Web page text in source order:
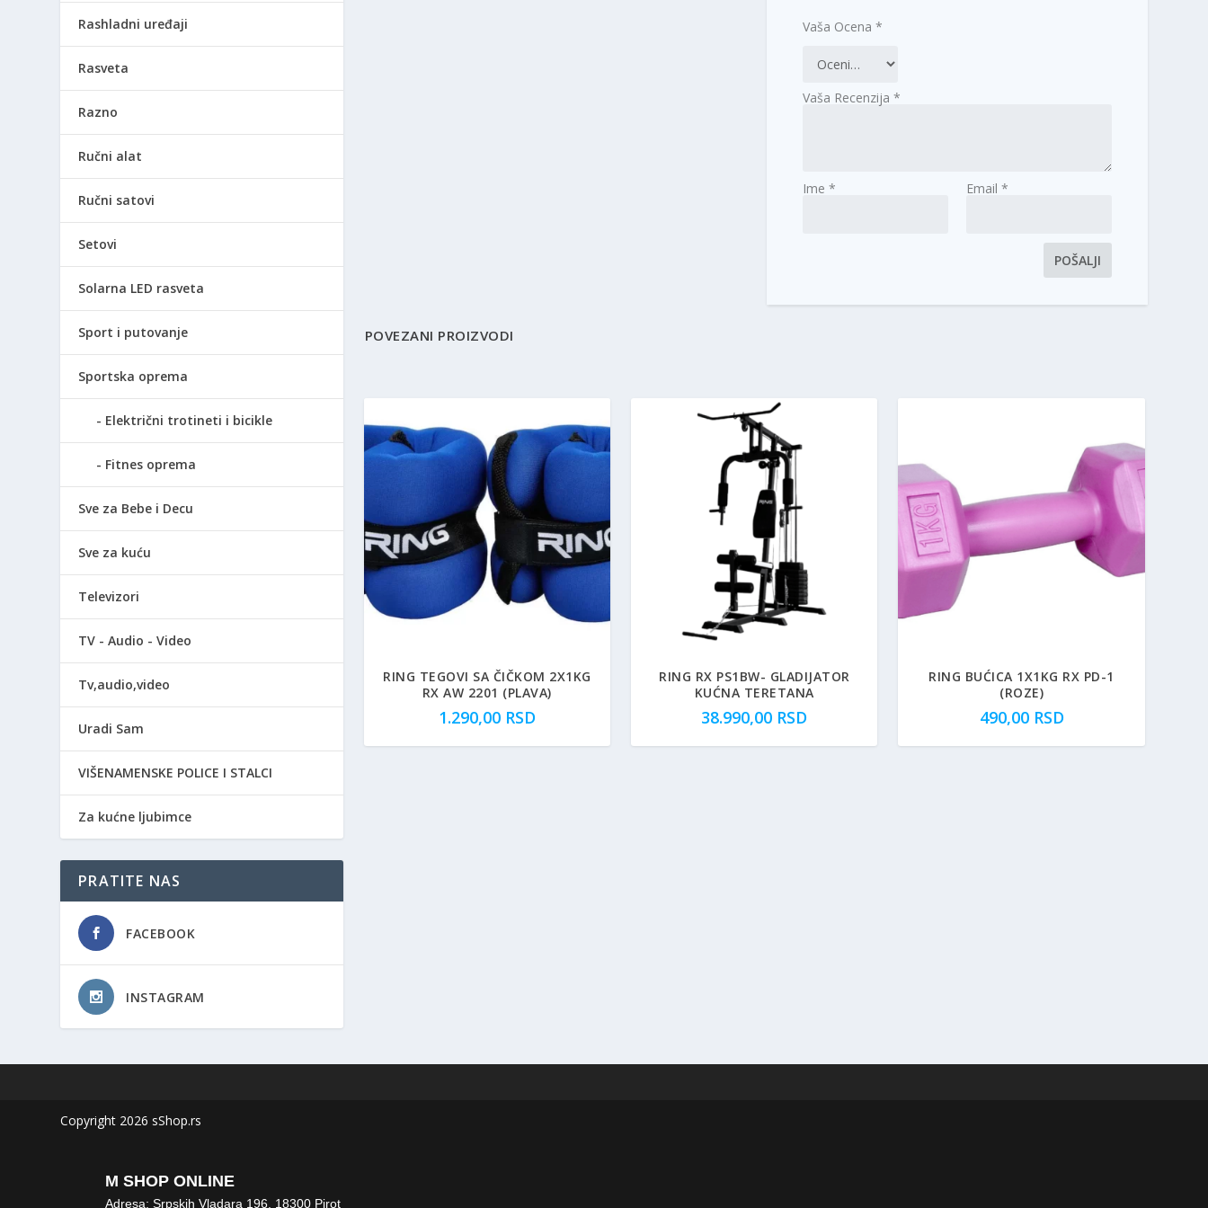
Vaša Ocena*
Vaša Recenzija*
Ime* Email*
POVEZANI PROIZVODI
RING TEGOVI SA ČIČKOM 2X1KG
RX AW 2201 (PLAVA)
1.290,00 RSD
RING RX PS1BW- GLADIJATOR
KUĆNA TERETANA
38.990,00 RSD
RING BUĆICA 1X1KG RX PD-1
(ROZE)
490,00 RSD
Rashladni uređaji
Rasveta
Razno
Ručni alat
Ručni satovi
Setovi
Solarna LED rasveta
Sport i putovanje
Sportska oprema
Električni trotineti i bicikle
Fitnes oprema
Sve za Bebe i Decu
Sve za kuću
Televizori
TV - Audio - Video
Tv,audio,video
Uradi Sam
VIŠENAMENSKE POLICE I STALCI
Za kućne ljubimce
PRATITE NAS
FACEBOOK
INSTAGRAM
Copyright 2026 sShop.rs
M SHOP ONLINE
Adresa: Srpskih Vladara 196, 18300 Pirot